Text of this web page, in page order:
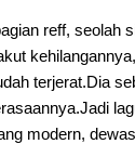
reff, seolah
terjerat.Dia
modern,